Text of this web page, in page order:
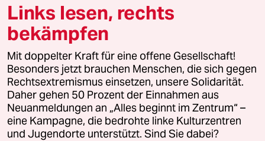
© 2026 taz Verlags und Vertriebs GmbH
Alle Rechte vorbehalten. Bei rechtlichen Fragen oder für Genehmigungen
wenden Sie sich bitte an
lizenzen@taz.de
Feedback Redaktionsstatut Kommune-Richtlinien
Leitlinie Informant Datenschutz Impressum AGB
Links lesen, rechts
bekämpfen
Mit doppelter Kraft für eine offene Gesellschaft!
Besonders jetzt brauchen Menschen, die sich gegen
Rechtsextremismus einsetzen, unsere Solidarität.
Daher gehen 50 Prozent der Einnahmen aus
Neuanmeldungen an „Alles beginnt im Zentrum“ –
eine Kampagne, die bedrohte linke Kulturzentren
und Jugendorte unterstützt. Sind Sie dabei?